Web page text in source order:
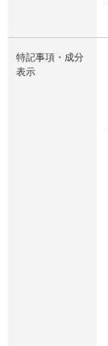
特記事項・成分
表示